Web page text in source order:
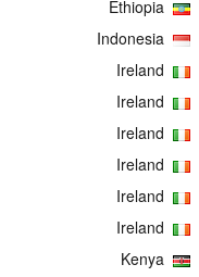
Ethiopia
Indonesia
Ireland
Ireland
Ireland
Ireland
Ireland
Ireland
Kenya